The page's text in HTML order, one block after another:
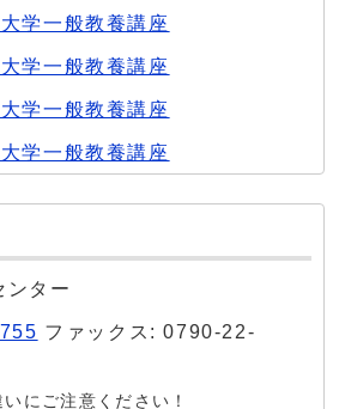
学一般教養講座
学一般教養講座
学一般教養講座
学一般教養講座
ンター
ファックス: 0790-22-
にご注意ください！